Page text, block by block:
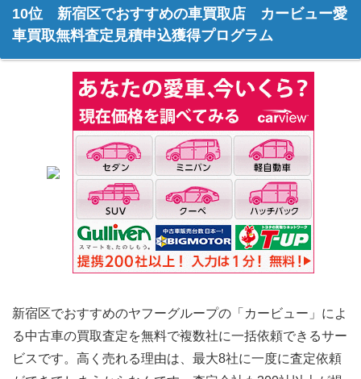
10位 新宿区でおすすめの車買取店 カービュー愛
車買取無料査定見積申込獲得プログラム
新宿区でおすすめのヤフーグループの「カービュー」によ
る中古車の買取査定を無料で複数社に一括依頼できるサー
ビスです。高く売れる理由は、最大8社に一度に査定依頼